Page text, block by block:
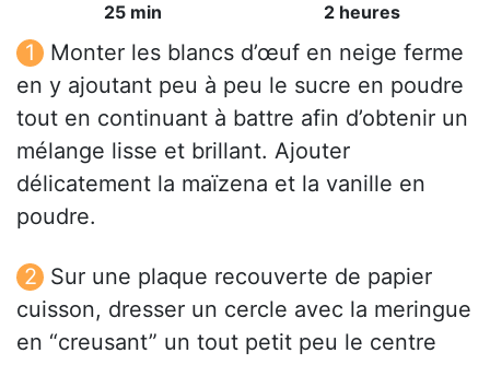
25 min
2 heures
Monter les blancs d’œuf en neige ferme
en y ajoutant peu à peu le sucre en poudre
tout en continuant à battre afin d’obtenir un
mélange lisse et brillant. Ajouter
délicatement la maïzena et la vanille en
poudre.
Sur une plaque recouverte de papier
cuisson, dresser un cercle avec la meringue
en “creusant” un tout petit peu le centre